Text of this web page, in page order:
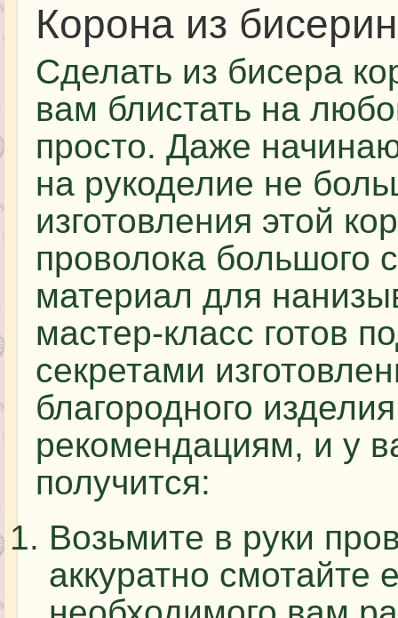
Корона из
Сделать из бисера
вам блистать на
просто. Даже
на рукоделие не
изготовления этой
проволока большого
материал для
мастер-класс готов
секретами
благородного
рекомендациям, и у
получится:
Возьмите в руки
аккуратно смотайте